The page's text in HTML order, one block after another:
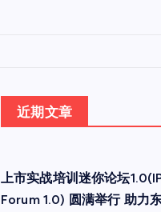
近期文章
上市实战培训迷你论坛
Forum 1.0) 圆满举行 助力